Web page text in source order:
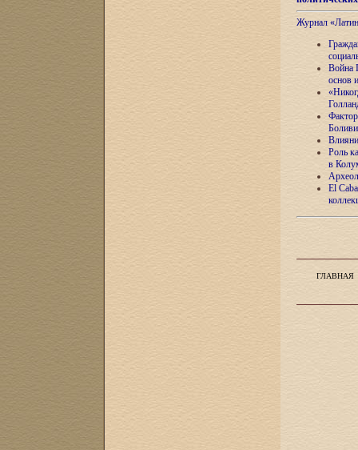
Журнал
Война
основ
Роль
в
El
ГЛАВНАЯ